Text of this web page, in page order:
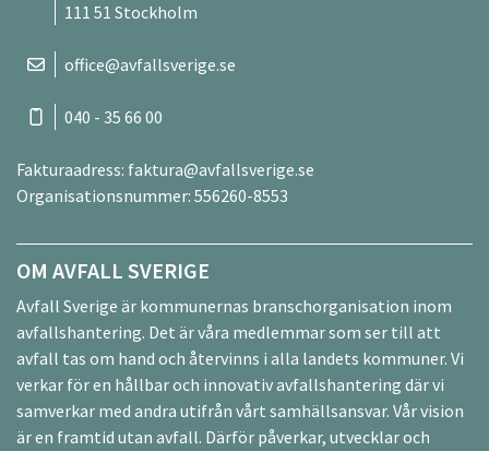
111 51 Stockholm
office@avfallsverige.se
040 - 35 66 00
Fakturaadress: faktura@avfallsverige.se
Organisationsnummer: 556260-8553
OM AVFALL SVERIGE
Avfall Sverige är kommunernas branschorganisation inom
avfallshantering. Det är våra medlemmar som ser till att
avfall tas om hand och återvinns i alla landets kommuner. Vi
verkar för en hållbar och innovativ avfallshantering där vi
samverkar med andra utifrån vårt samhällsansvar. Vår vision
är en framtid utan avfall. Därför påverkar, utvecklar och